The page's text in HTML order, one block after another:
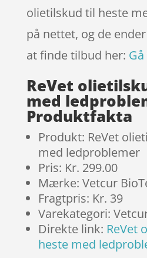
olietilskud til heste
på nettet, og de
at finde tilbud her:
ReVet
med
Produktfakta
Produkt: ReVet
med ledproblemer
Pris: Kr. 299.00
Mærke: Vetcur
Fragtpris: Kr. 39
Varekategori:
Direkte link: ReVet
heste med